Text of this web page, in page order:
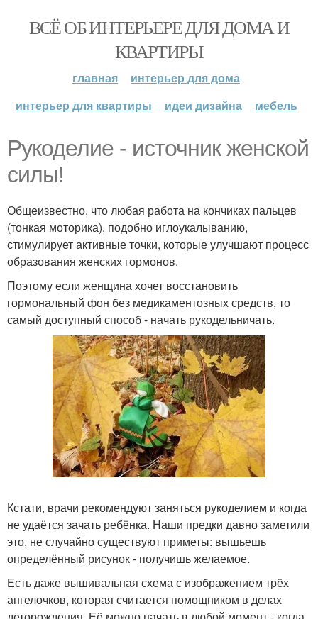
ВСЁ ОБ ИНТЕРЬЕРЕ ДЛЯ ДОМА И
КВАРТИРЫ
главная
интерьер для дома
интерьер для квартиры
идеи дизайна мебель
Рукоделие - источник женской
силы!
Общеизвестно, что любая работа на кончиках пальцев
(тонкая моторика), подобно иглоукалыванию,
стимулирует активные точки, которые улучшают процесс
образования женских гормонов.
Поэтому если женщина хочет восстановить
гормональный фон без медикаментозных средств, то
самый доступный способ - начать рукодельничать.
Кстати, врачи рекомендуют заняться рукоделием и когда
не удаётся зачать ребёнка. Наши предки давно заметили
это, не случайно существуют приметы: вышьешь
определённый рисунок - получишь желаемое.
Есть даже вышивальная схема с изображением трёх
ангелочков, которая считается помощником в делах